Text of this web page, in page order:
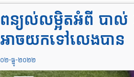
ពន្យល់លម្អិតអំពី បាល់
អាច​យក​ទៅលេង​បាន
០២-ធ្នូ-២០២២